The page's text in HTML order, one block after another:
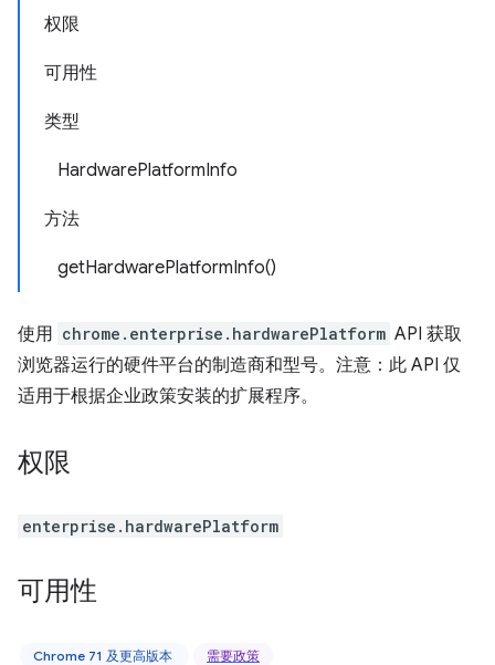
权限
可用性
类型
HardwarePlatformInfo
方法
getHardwarePlatformInfo()
使用 chrome.enterprise.hardwarePlatform API 获取
浏览器运行的硬件平台的制造商和型号。注意：此 API 仅
适用于根据企业政策安装的扩展程序。
权限
enterprise.hardwarePlatform
可用性
Chrome 71 及更高版本 需要政策